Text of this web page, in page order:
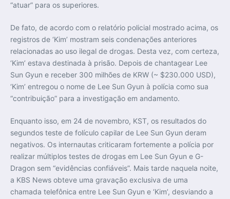
“atuar” para os superiores.
De fato, de acordo com o relatório policial mostrado acima, os
registros de ‘Kim’ mostram seis condenações anteriores
relacionadas ao uso ilegal de drogas. Desta vez, com certeza,
‘Kim’ estava destinada à prisão. Depois de chantagear Lee
Sun Gyun e receber 300 milhões de KRW (~ $230.000 USD),
‘Kim’ entregou o nome de Lee Sun Gyun à polícia como sua
“contribuição” para a investigação em andamento.
Enquanto isso, em 24 de novembro, KST, os resultados do
segundos teste de folículo capilar de Lee Sun Gyun deram
negativos. Os internautas criticaram fortemente a polícia por
realizar múltiplos testes de drogas em Lee Sun Gyun e G-
Dragon sem “evidências confiáveis”. Mais tarde naquela noite,
a KBS News obteve uma gravação exclusiva de uma
chamada telefônica entre Lee Sun Gyun e ‘Kim’, desviando a